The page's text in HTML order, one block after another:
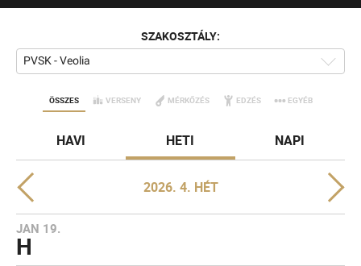
SZAKOSZTÁLY:
PVSK - Veolia
ÖSSZES VERSENY MÉRKŐZÉS EDZÉS EGYÉB
HAVI HETI NAPI
2026. 4. HÉT
JAN 19.
H